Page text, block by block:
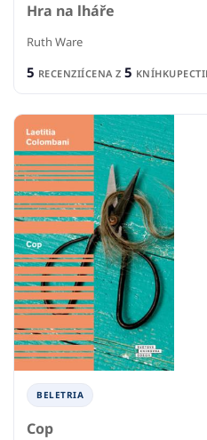
Hra na lháře
Ruth Ware
5 RECENZIÍCENA Z 5
BELETRIA
Cop